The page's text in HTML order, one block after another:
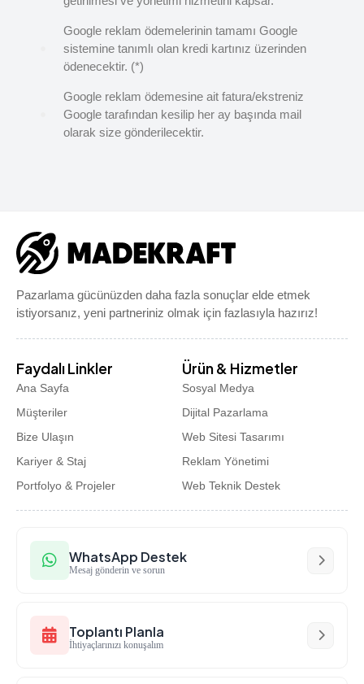
Google reklam ödemelerinin tamamı Google
sistemine tanımlı olan kredi kartınız üzerinden
ödenecektir. (*)
Google reklam ödemesine ait fatura/ekstreniz
Google tarafından kesilip her ay başında mail
olarak size gönderilecektir.
Pazarlama gücünüzden daha fazla sonuçlar elde etmek
istiyorsanız, yeni partneriniz olmak için fazlasıyla hazırız!
Faydalı Linkler
Ana Sayfa
Müşteriler
Bize Ulaşın
Kariyer & Staj
Portfolyo & Projeler
Ürün & Hizmetler
Sosyal Medya
Dijital Pazarlama
Web Sitesi Tasarımı
Reklam Yönetimi
Web Teknik Destek
WhatsApp Destek
Mesaj gönderin ve sorun
Toplantı Planla
İhtiyaçlarınızı konuşalım